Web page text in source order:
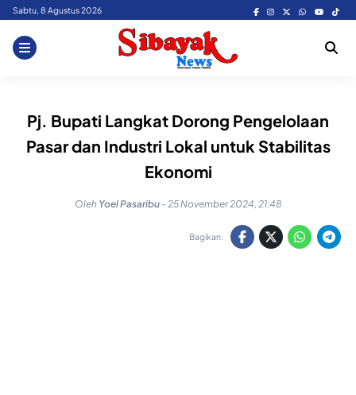
Skip
content
Sabtu, 8 Agustus 2026
Pj. Bupati Langkat Dorong Pengelolaan
Pasar dan Industri Lokal untuk Stabilitas
Ekonomi
Oleh Yoel Pasaribu - 25 November 2024, 21:48
Bagikan: